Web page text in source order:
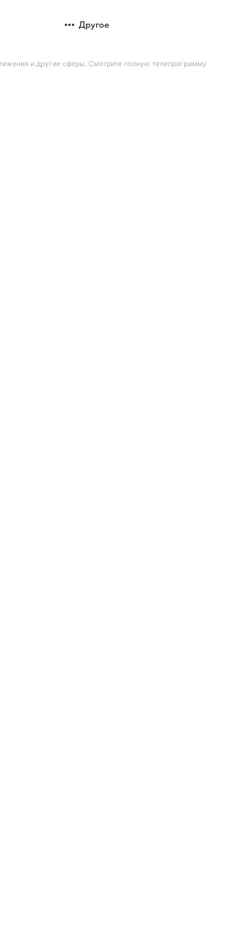
Другое
и другие сферы. Смотрите полную телепрограмму